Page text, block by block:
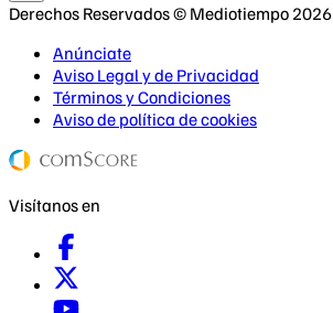
Derechos Reservados © Mediotiempo 2026
Anúnciate
Aviso Legal y de Privacidad
Términos y Condiciones
Aviso de política de cookies
Visítanos en